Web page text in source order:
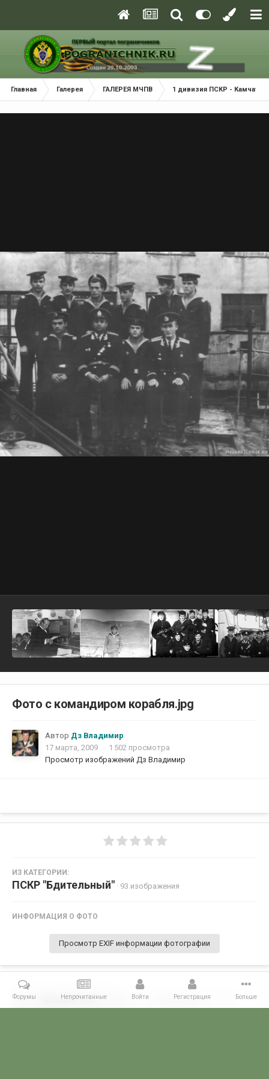
Главная Галерея ГАЛЕРЕЯ МЧПВ 1 дивизия ПСКР - Камчатка
Фото с командиром корабля.jpg
Автор Дз Владимир
17 марта, 2009
1 502 просмотра
Просмотр изображений Дз Владимир
ИЗ КАТЕГОРИИ:
ПСКР "Бдительный" · 93 изображения
ИНФОРМАЦИЯ О ФОТО
Просмотр EXIF информации фотографии
Поделиться Подписчики 0
Форумы Непрочитанные Войти Регистрация Больше